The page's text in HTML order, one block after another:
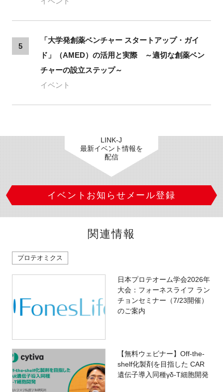
5
「大学発創薬ベンチャー スタートアップ・ガイ
ド」（AMED）の活用と実際 ～適切な創薬ベン
チャーの設立ステップ～
イベント
LINK-J
最新イベント情報を
配信
イベントお知らせメール登録
関連情報
プロテオミクス
日本プロテオーム学会2026年
大会：フォーネスライフ ラン
チョンセミナー（7/23開催）
のご案内
【無料ウェビナー】Off-the-
shelf化製剤を目指した CAR
遺伝子導入同種γδ-T細胞開発